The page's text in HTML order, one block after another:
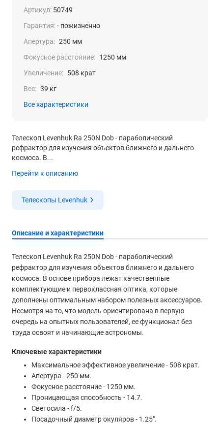
Артикул: 50749
Гарантия:- пожизненно
Апертура: 250 мм
Фокусное расстояние: 1250 мм
Увеличение: 508 крат
Вес: 39 кг
Все характеристики
Телескоп Levenhuk Ra 250N Dob - параболический
рефрактор для изучения объектов ближнего и дальнего
космоса. В...
Перейти к описанию
Телескопы Levenhuk
Описание и характеристики
Телескоп Levenhuk Ra 250N Dob - параболический
рефрактор для изучения объектов ближнего и дальнего
космоса. В основе прибора лежат качественные
комплектующие и первоклассная оптика, которые
дополнены оптимальным набором полезных аксессуаров.
Несмотря на то, что модель ориентирована в первую
очередь на опытных пользователей, ее функционал без
труда освоят и начинающие астрономы.
Ключевые характеристики
Максимальное эффективное увеличение - 508 крат.
Апертура - 250 мм.
Фокусное расстояние - 1250 мм.
Проницающая способность - 14.7.
Светосила - f/5.
Посадочный диаметр окуляров - 1.25″.